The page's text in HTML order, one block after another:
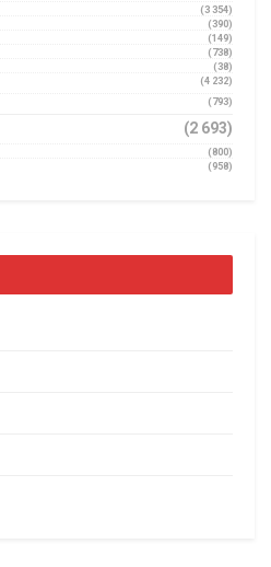
(3 354)
(390)
(149)
(738)
(38)
(4 232)
(793)
(2 693)
(800)
(958)